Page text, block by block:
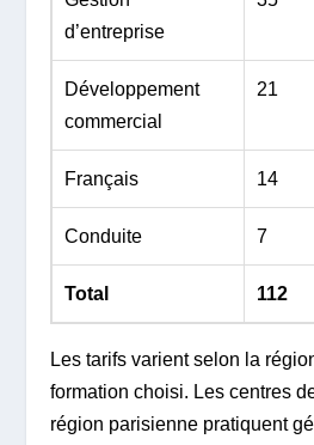
d’entreprise
Développement
commercial
21
Français 14
Conduite 7
Total 112
Les tarifs varient selon la
formation choisi. Les centres
région parisienne pratiquent